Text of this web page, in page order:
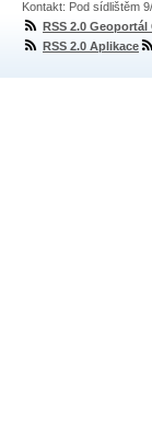
Kontakt: Pod sídlištěm
RSS 2.0 Geoportál
RSS 2.0 Aplikace